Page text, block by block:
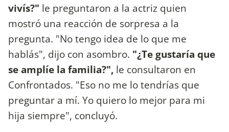
vivís?" le preguntaron a la actriz quien
mostró una reacción de sorpresa a la
pregunta. "No tengo idea de lo que me
hablás", dijo con asombro. "¿Te gustaría que
se amplíe la familia?", le consultaron en
Confrontados. "Eso no me lo tendrías que
preguntar a mí. Yo quiero lo mejor para mi
hija siempre", concluyó.